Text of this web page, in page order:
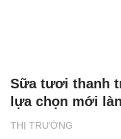
THỊ TRƯỜNG
Sữa tươi thanh
lựa chọn mới